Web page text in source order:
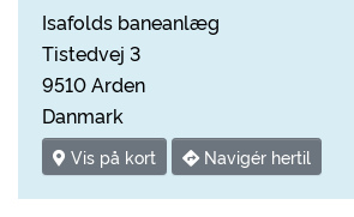
Isafolds baneanlæg
Tistedvej 3
9510 Arden
Danmark
Vis på kort Navigér hertil